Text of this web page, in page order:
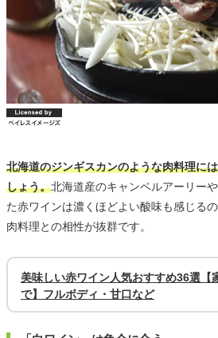
北海道のジンギスカンのような肉料理に
しょう。北海道産のキャンベルアーリー
た赤ワインは濃くほどよい酸味も感じる
肉料理との相性が抜群です。
美味しい赤ワイン人気おすすめ36選【
で】フルボディ・甘口など